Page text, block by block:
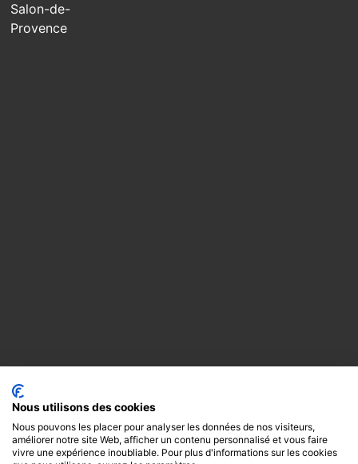
Salon-de-
Provence
Nous utilisons des cookies
Nous pouvons les placer pour analyser les données de nos visiteurs,
améliorer notre site Web, afficher un contenu personnalisé et vous faire
vivre une expérience inoubliable. Pour plus d'informations sur les cookies